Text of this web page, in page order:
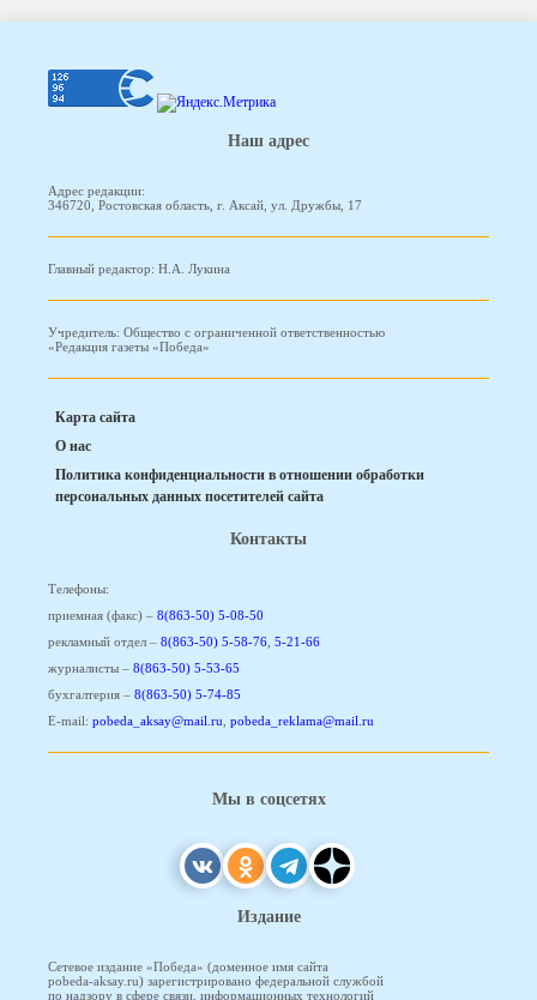
Наш адрес
Адрес редакции:
346720, Ростовская область, г. Аксай, ул. Дружбы, 17
Главный редактор: Н.А. Лукина
Учредитель: Общество с ограниченной ответственностью
«Редакция газеты «Победа»
Карта сайта
О нас
Политика конфиденциальности в отношении обработки
персональных данных посетителей сайта
Контакты
Телефоны:
приемная (факс) – 8(863-50) 5-08-50
рекламный отдел – 8(863-50) 5-58-76, 5-21-66
журналисты – 8(863-50) 5-53-65
бухгалтерия – 8(863-50) 5-74-85
E-mail: pobeda_aksay@mail.ru, pobeda_reklama@mail.ru
Мы в соцсетях
Издание
Сетевое издание «Победа» (доменное имя сайта
pobeda-aksay.ru) зарегистрировано федеральной службой
по надзору в сфере связи, информационных технологий